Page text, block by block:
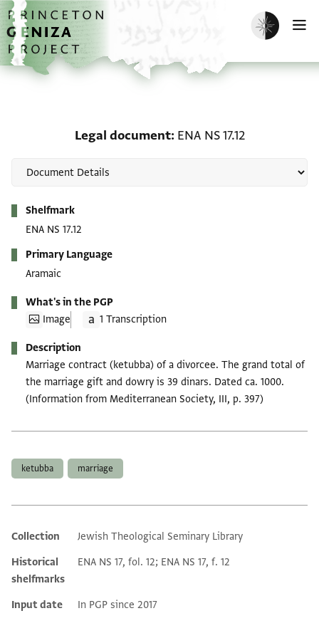
Skip to main content
home
Enable dark
Legal document ENA NS 17.12
Shelfmark
ENA NS 17.12
Primary Language
Aramaic
What's in the PGP
Image
1 Transcription
Description
Marriage contract (ketubba) of a divorcee. The grand total of
the marriage gift and dowry is 39 dinars. Dated ca. 1000.
(Information from Mediterranean Society, III, p. 397)
ketubba marriage
Additional metadata
Collection
Jewish Theological Seminary Library
Historical
shelfmarks
ENA NS 17, fol. 12; ENA NS 17, f. 12
Input date In PGP since 2017